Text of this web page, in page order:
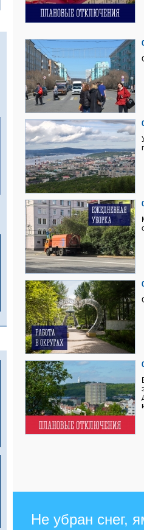
Не убран снег,